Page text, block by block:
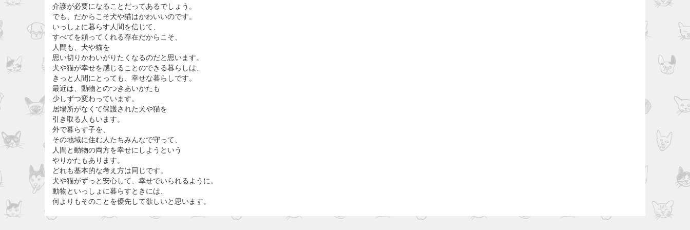
介護が必要になることだってあるでしょう。
でも、だからこそ犬や猫はかわいいのです。
いっしょに暮らす人間を信じて、
すべてを頼ってくれる存在だからこそ、
人間も、犬や猫を
思い切りかわいがりたくなるのだと思います。
犬や猫が幸せを感じることのできる暮らしは、
きっと人間にとっても、幸せな暮らしです。
最近は、動物とのつきあいかたも
少しずつ変わっています。
居場所がなくて保護された犬や猫を
引き取る人もいます。
外で暮らす子を、
その地域に住む人たちみんなで守って、
人間と動物の両方を幸せにしようという
やりかたもあります。
どれも基本的な考え方は同じです。
犬や猫がずっと安心して、幸せでいられるように。
動物といっしょに暮らすときには、
何よりもそのことを優先して欲しいと思います。